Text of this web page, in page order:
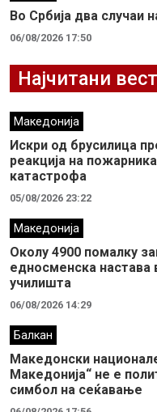
Во Србија два случaи
06/08/2026 17:50
Најчитани
Македонија
Искри од брусилица
реакција на
катастрофа
05/08/2026 23:22
Македонија
Околу 4900 помалку
едносменска настава
училишта
06/08/2026 14:29
Балкан
Македонски
Македонија“ не е
симбол на сеќавање